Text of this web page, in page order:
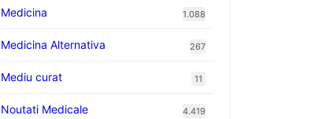
Medicina 1.088
Medicina Alternativa 267
Mediu curat 11
Noutati Medicale 4.419